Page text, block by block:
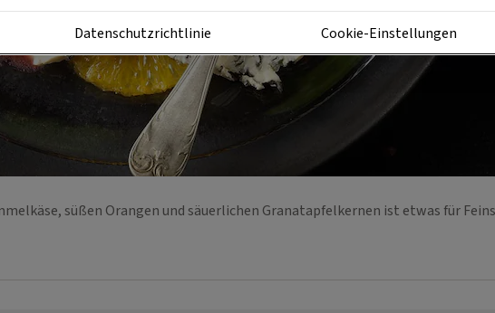
süßen Orangen und säuerlichen Granatapfelkernen ist etwas für
Datenschutzrichtlinie Cookie-Einstellungen